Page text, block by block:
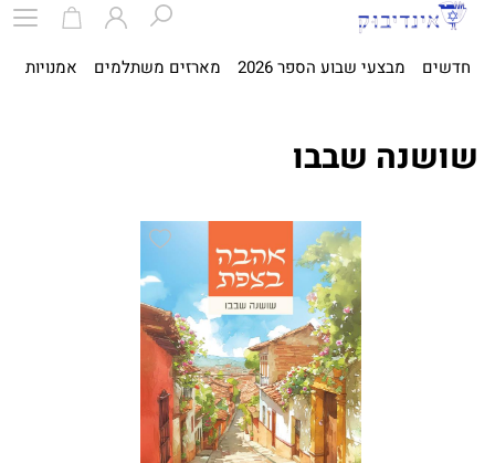
חדשים מבצעי שבוע הספר 2026 מארזים משתלמים אמנויות
שושנה שבבו